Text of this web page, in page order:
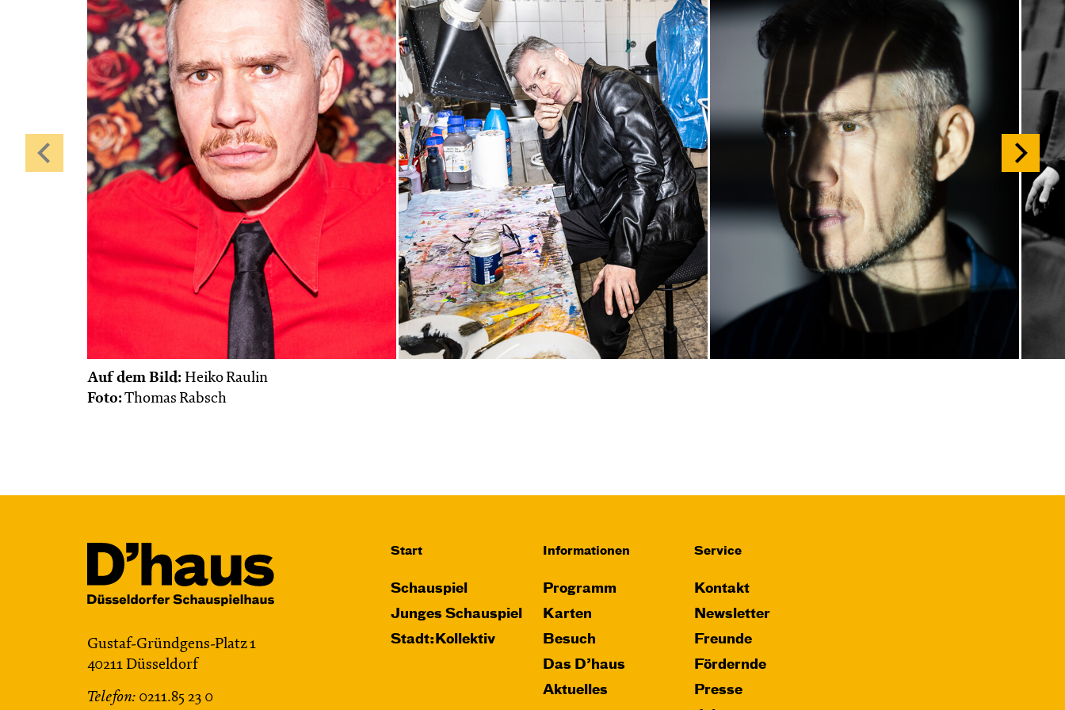
Auf dem Bild: Heiko Raulin
Foto:Thomas Rabsch
Gustaf-Gründgens-Platz 1
40211 Düsseldorf
Telefon: 0211.85 23 0
Start
Schauspiel
Junges Schauspiel
Stadt:Kollektiv
Informationen
Programm
Karten
Besuch
Das D’haus
Aktuelles
Service
Kontakt
Newsletter
Freunde
Fördernde
Presse